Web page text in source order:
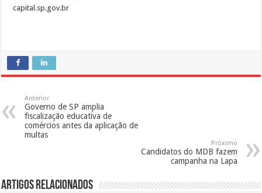
capital.sp.gov.br
Anterior
Governo de SP amplia
fiscalização educativa de
comércios antes da aplicação de
multas
Próximo
Candidatos do MDB fazem
campanha na Lapa
Artigos Relacionados